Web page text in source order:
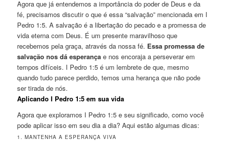
Agora que já entendemos a importância do poder de Deus e da
fé, precisamos discutir o que é essa “salvação” mencionada em I
Pedro 1:5. A salvação é a libertação do pecado e a promessa de
vida eterna com Deus. É um presente maravilhoso que
recebemos pela graça, através da nossa fé. Essa promessa de
salvação nos dá esperança e nos encoraja a perseverar em
tempos difíceis. I Pedro 1:5 é um lembrete de que, mesmo
quando tudo parece perdido, temos uma herança que não pode
ser tirada de nós.
Aplicando I Pedro 1:5 em sua vida
Agora que exploramos I Pedro 1:5 e seu significado, como você
pode aplicar isso em seu dia a dia? Aqui estão algumas dicas:
1. MANTENHA A ESPERANÇA VIVA